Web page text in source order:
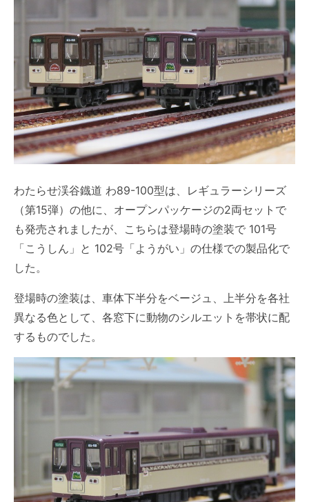
わたらせ渓谷鐡道 わ89-100型は、レギュラーシリーズ
（第15弾）の他に、オープンパッケージの2両セットで
も発売されましたが、こちらは登場時の塗装で 101号
「こうしん」と 102号「ようがい」の仕様での製品化で
した。
登場時の塗装は、車体下半分をベージュ、上半分を各社
異なる色として、各窓下に動物のシルエットを帯状に配
するものでした。